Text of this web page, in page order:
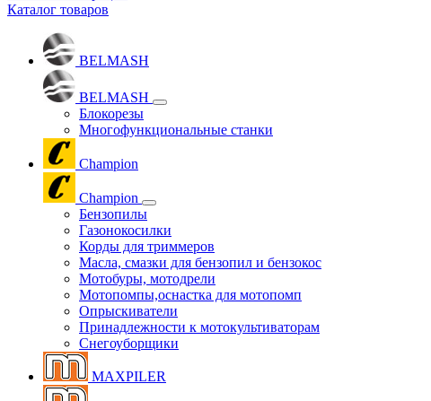
Каталог товаров
BELMASH
BELMASH
Блокорезы
Многофункциональные станки
Champion
Champion
Бензопилы
Газонокосилки
Корды для триммеров
Масла, смазки для бензопил и бензокос
Мотобуры, мотодрели
Мотопомпы,оснастка для мотопомп
Опрыскиватели
Принадлежности к мотокультиваторам
Снегоуборщики
MAXPILER